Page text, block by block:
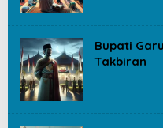
Bupati
Takbiran